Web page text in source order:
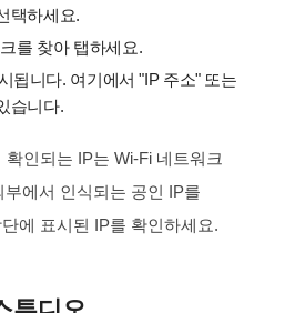
택하세요.
를 찾아 탭하세요.
됩니다. 여기에서 "IP 주소" 또는
습니다.
인되는 IP는 Wi-Fi 네트워크
에서 인식되는 공인 IP를
에 표시된 IP를 확인하세요.